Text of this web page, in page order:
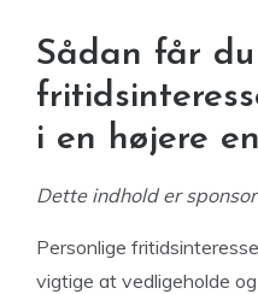
Sådan får
i en højere
Dette indhold er
Personlige
vigtige at vedligeholde